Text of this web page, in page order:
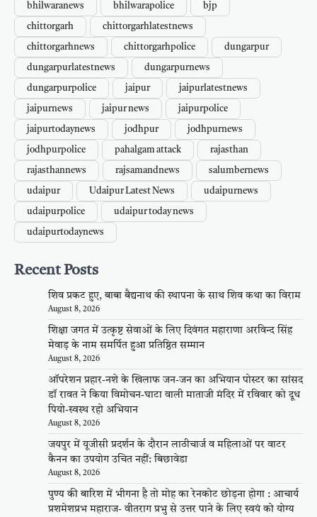
bhilwaranews bhilwarapolice bjp
chittorgarh chittorgarhlatestnews
chittorgarhnews chittorgarhpolice dungarpur
dungarpurlatestnews dungarpurnews
dungarpurpolice jaipur jaipurlatestnews
jaipurnews jaipur news jaipurpolice
jaipurtodaynews jodhpur jodhpurnews
jodhpurpolice pahalgam attack rajasthan
rajasthannews rajsamandnews salumbernews
udaipur Udaipur Latest News udaipurnews
udaipurpolice udaipur today news
udaipurtodaynews
Recent Posts
शिव प्रकट हुए, बाबा बैद्यनाथ की स्थापना के साथ शिव कथा का विराम
August 8, 2026
शिक्षा जगत में उत्कृष्ट सेवाओं के लिए दिवंगत महाराणा अरविन्द सिंह
मेवाड़ के नाम समर्पित हुआ प्रतिष्ठित सम्मान
August 8, 2026
ऑपरेशन प्रहार-नशे के खिलाफ जन-जन का अभियान पोस्टर का सांसद
डॉ रावत ने किया विमोचन-घाटा वाली माताजी मंदिर में रविवार को दूध
पियो-स्वस्थ रहो अभियान
August 8, 2026
जयपुर में यूजीसी प्रदर्शन के दौरान लाठीचार्ज व महिलाओं पर वाटर
कैनन का उपयोग उचित नहीं: बिछावेडा
August 8, 2026
पुण्य की बारिश में भीगना है तो मोह का रेनकोट छोड़ना होगा : आचार्य
प्रशमेशप्रभ महाराज- वीतराग प्रभु से उत्तर पाने के लिए स्वयं को योग्य